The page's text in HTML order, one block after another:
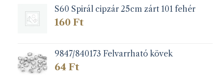
S60 Spirál cipzár 25cm zárt 101 fehér
160 Ft
9847/840173 Felvarrható kövek
64 Ft